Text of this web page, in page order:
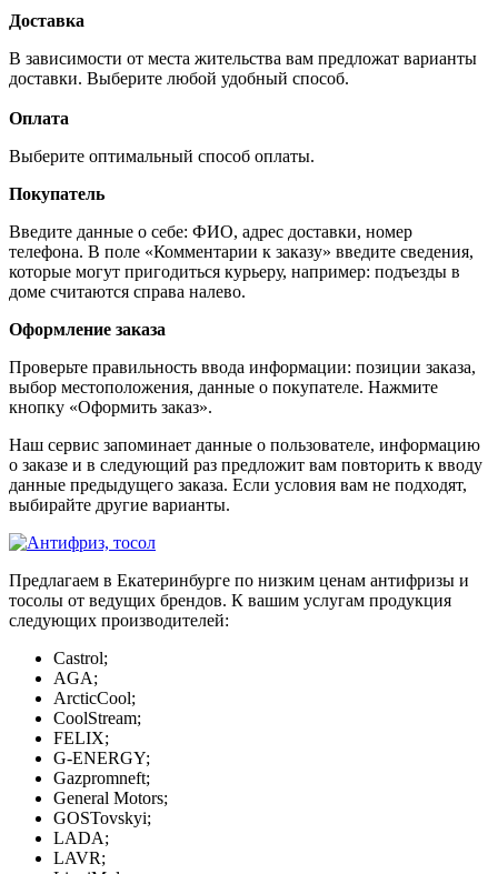
Доставка
В зависимости от места жительства вам предложат варианты
доставки. Выберите любой удобный способ.
Оплата
Выберите оптимальный способ оплаты.
Покупатель
Введите данные о себе: ФИО, адрес доставки, номер
телефона. В поле «Комментарии к заказу» введите сведения,
которые могут пригодиться курьеру, например: подъезды в
доме считаются справа налево.
Оформление заказа
Проверьте правильность ввода информации: позиции заказа,
выбор местоположения, данные о покупателе. Нажмите
кнопку «Оформить заказ».
Наш сервис запоминает данные о пользователе, информацию
о заказе и в следующий раз предложит вам повторить к вводу
данные предыдущего заказа. Если условия вам не подходят,
выбирайте другие варианты.
Предлагаем в Екатеринбурге по низким ценам антифризы и
тосолы от ведущих брендов. К вашим услугам продукция
следующих производителей:
Castrol;
AGA;
ArcticCool;
CoolStream;
FELIX;
G-ENERGY;
Gazpromneft;
General Motors;
GOSTovskyi;
LADA;
LAVR;